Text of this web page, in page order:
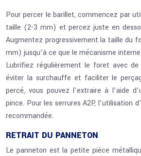
Pour percer le barillet, commencez par
taille (2-3 mm) et percez juste en
Augmentez progressivement la taille du
mm) jusqu’à ce que le mécanisme
Lubrifiez régulièrement le foret avec de
éviter la surchauffe et faciliter le
percé, vous pouvez l’extraire à l’aide
pince. Pour les serrures A2P, l’utilisation
recommandée.
RETRAIT DU PANNETON
Le panneton est la petite pièce